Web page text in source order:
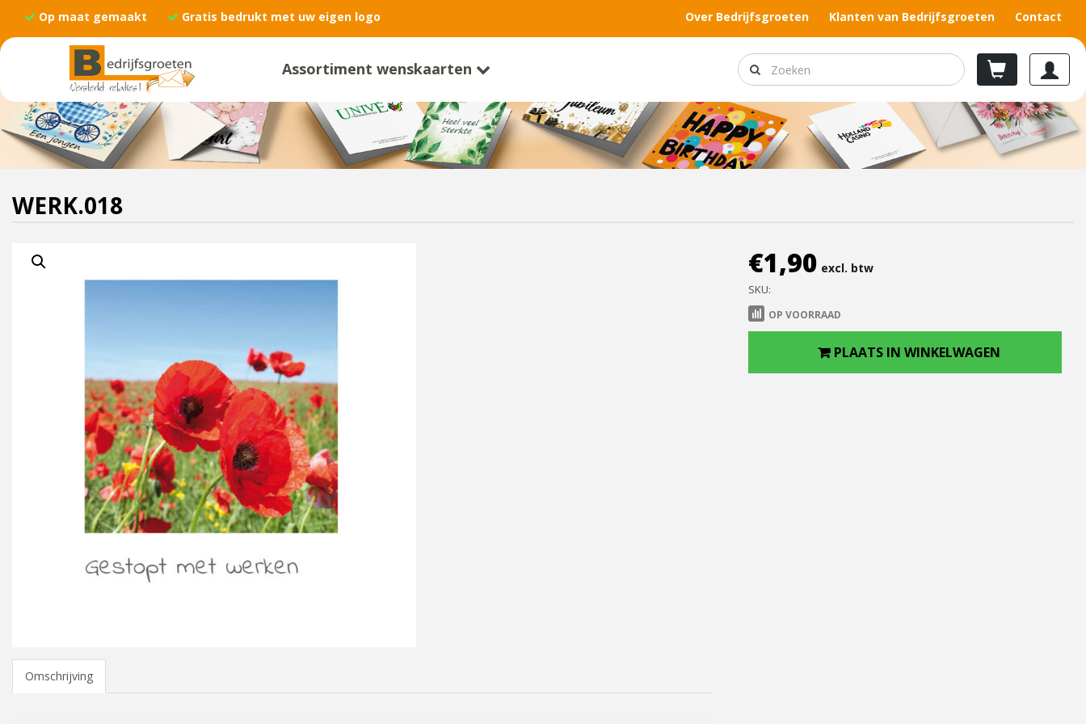
Op maat gemaakt Gratis bedrukt met uw eigen logo Contact
Klanten van Bedrijfsgroeten
Over Bedrijfsgroeten
Assortiment wenskaarten
WERK.018
€1,90 excl. btw
SKU:
OP VOORRAAD
PLAATS IN WINKELWAGEN
Omschrijving